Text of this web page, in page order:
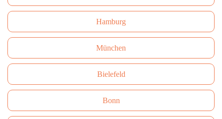
Hamburg
München
Bielefeld
Bonn